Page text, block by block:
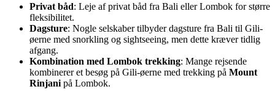
Privat båd: Leje af privat båd fra Bali eller Lombok for større
fleksibilitet.
Dagsture: Nogle selskaber tilbyder dagsture fra Bali til Gili-
øerne med snorkling og sightseeing, men dette kræver tidlig
afgang.
Kombination med Lombok trekking: Mange rejsende
kombinerer et besøg på Gili-øerne med trekking på Mount
Rinjani på Lombok.